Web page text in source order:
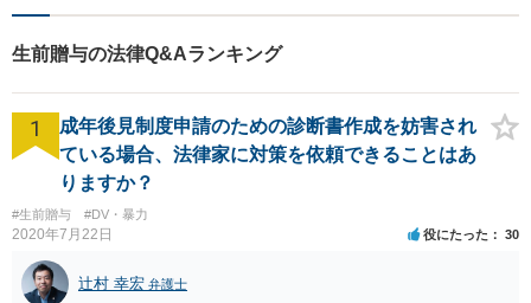
続事案において「不正な出金による使い込み」で、刑事上の罪が認め
中」の現金の所在、通帳上の各出金の用途、遺産に含むのかの別等に
ついて、問い合わせるのがよろしいかと思います。 また、相続案件
は、追及の程度や法的に有効な主張を行えるか否かにより、結論が変
わりうるものでございますので、一度直接弁護士にご相談されてもよ
ろしいかと思います。
生前贈与の法律Q&Aランキング
1
成年後見制度申請のための診断書作成を妨害され
ている場合、法律家に対策を依頼できることはあ
りますか？
#生前贈与 #DV・暴力
2020年7月22日 役にたった 30
辻村 幸宏 弁護士